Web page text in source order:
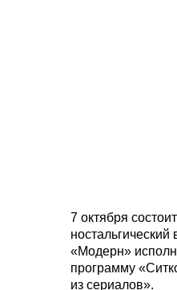
7 октября
ностальгический
«Модерн»
программу
из сериалов».